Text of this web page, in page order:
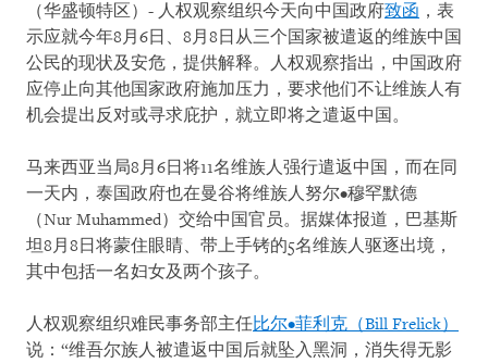
（华盛顿特区）- 人权观察组织今天向中国政府致函 ，表
示应就今年8月6日、8月8日从三个国家被遣返的维族中国
公民的现状及安危，提供解释。人权观察指出，中国政府
应停止向其他国家政府施加压力，要求他们不让维族人有
机会提出反对或寻求庇护，就立即将之遣返中国。
马来西亚当局8月6日将11名维族人强行遣返中国，而在同
一天内，泰国政府也在曼谷将维族人努尔•穆罕默德
（Nur Muhammed）交给中国官员。据媒体报道，巴基斯
坦8月8日将蒙住眼睛、带上手铐的5名维族人驱逐出境，
其中包括一名妇女及两个孩子。
人权观察组织难民事务部主任比尔•菲利克（Bill Frelick）
说：“维吾尔族人被遣返中国后就坠入黑洞，消失得无影